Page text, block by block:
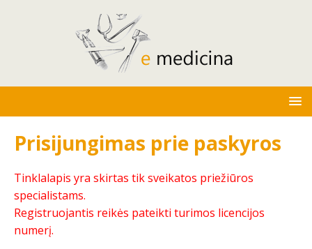
Prisijungimas prie paskyros
Tinklalapis yra skirtas tik sveikatos priežiūros
specialistams.
Registruojantis reikės pateikti turimos licencijos
numerį.